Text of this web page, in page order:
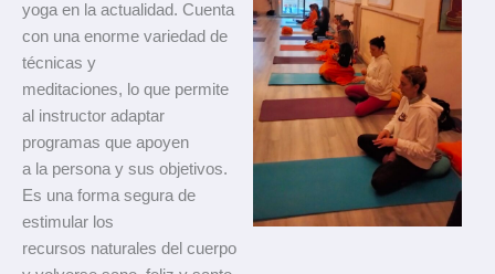
yoga en la actualidad. Cuenta
con una enorme variedad de
técnicas y
meditaciones, lo que permite
al instructor adaptar
programas que apoyen
a la persona y sus objetivos.
Es una forma segura de
estimular los
recursos naturales del cuerpo